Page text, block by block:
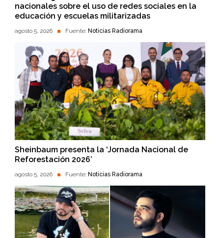
nacionales sobre el uso de redes sociales en la
educación y escuelas militarizadas
agosto 5, 2026 Fuente: Noticias Radiorama
Sheinbaum presenta la ‘Jornada Nacional de
Reforestación 2026’
agosto 5, 2026 Fuente: Noticias Radiorama